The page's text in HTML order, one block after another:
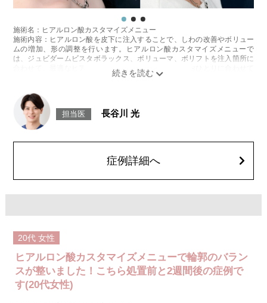
施術名：ヒアルロン酸カスタマイズメニュー
施術内容：ヒアルロン酸を皮下に注入することで、しわの改善やボリュー
ムの増加、形の調整を行います。ヒアルロン酸カスタマイズメニューで
は、ジュビダームビスタボラックス、ボリューマ、ボリフトを注入箇所に
合わせて、最適なヒアルロン酸を医師が患者様お一人おひとりに合わせて
リスク、副作用：腫れ、赤み、内出血、痛み、突っ張り感などが生じるこ
とがございます。また、稀にアレルギー、細菌感染症、血管閉塞などが生
じることがございます。注入箇所を強く刺激するようなマッサージは1〜2
週間ほどお控えください。
オプション：表面麻酔 3,300円(税込)、笑気麻酔 3,300円(税込)
担当医 長谷川 光
症例詳細へ
20代 女性
ヒアルロン酸カスタマイズメニューで輪郭のバラン
スが整いました！こちら処置前と2週間後の症例で
す(20代女性)